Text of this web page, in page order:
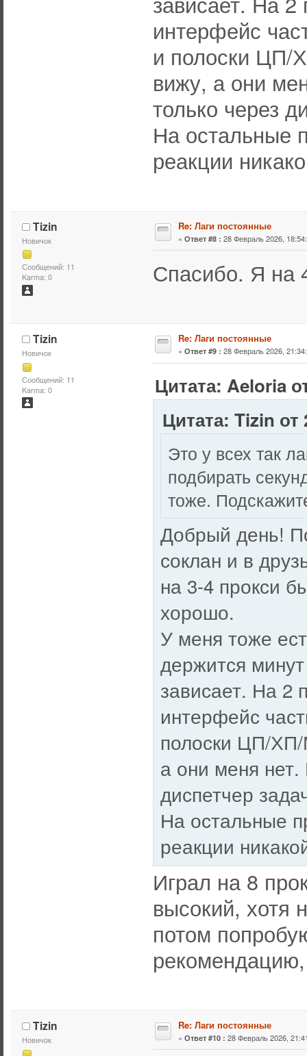
интерфейс
и полоски ЦП/
вижу, а они
только через
На остальные
реакции
Tizin
Новичок
Сообщений: 11
Karma: 0
Re: Лаги постоянные
« Ответ #8 : 28 Февраль 2026,
Спасибо. Я на
Tizin
Новичок
Сообщений: 11
Karma: 0
Re: Лаги постоянные
« Ответ #9 : 28 Февраль 2026,
Цитата: Aeloria
Цитата: Tizin от
Это у всех так
подбирать
тоже.
Добрый день!
соклан и в
на 3-4 прокси
хорошо.
У меня тоже
держится
зависает. На 2
интерфейс
полоски ЦП/ХП/
а они меня нет.
диспетчер
На остальные
реакции
Играл на 8
высокий, хотя
потом
Tizin
Новичок
Re: Лаги постоянные
« Ответ #10 : 28 Февраль 2026,